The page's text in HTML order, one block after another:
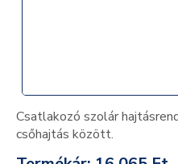
Csatlakozó szolár
csőhajtás között.